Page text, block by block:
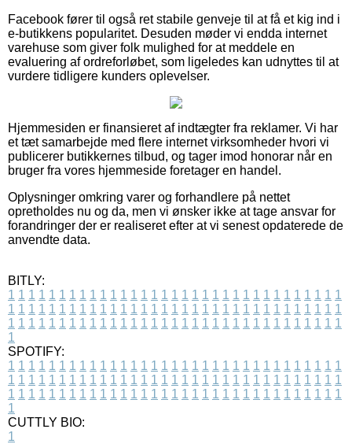
Facebook fører til også ret stabile genveje til at få et kig ind i
e-butikkens popularitet. Desuden møder vi endda internet
varehuse som giver folk mulighed for at meddele en
evaluering af ordreforløbet, som ligeledes kan udnyttes til at
vurdere tidligere kunders oplevelser.
Hjemmesiden er finansieret af indtægter fra reklamer. Vi har
et tæt samarbejde med flere internet virksomheder hvori vi
publicerer butikkernes tilbud, og tager imod honorar når en
bruger fra vores hjemmeside foretager en handel.
Oplysninger omkring varer og forhandlere på nettet
opretholdes nu og da, men vi ønsker ikke at tage ansvar for
forandringer der er realiseret efter at vi senest opdaterede de
anvendte data.
BITLY:
1 1 1 1 1 1 1 1 1 1 1 1 1 1 1 1 1 1 1 1 1 1 1 1 1 1 1 1 1 1 1 1 1
1 1 1 1 1 1 1 1 1 1 1 1 1 1 1 1 1 1 1 1 1 1 1 1 1 1 1 1 1 1 1 1 1
1 1 1 1 1 1 1 1 1 1 1 1 1 1 1 1 1 1 1 1 1 1 1 1 1 1 1 1 1 1 1 1 1
1
SPOTIFY:
1 1 1 1 1 1 1 1 1 1 1 1 1 1 1 1 1 1 1 1 1 1 1 1 1 1 1 1 1 1 1 1 1
1 1 1 1 1 1 1 1 1 1 1 1 1 1 1 1 1 1 1 1 1 1 1 1 1 1 1 1 1 1 1 1 1
1 1 1 1 1 1 1 1 1 1 1 1 1 1 1 1 1 1 1 1 1 1 1 1 1 1 1 1 1 1 1 1 1
1
CUTTLY BIO:
1